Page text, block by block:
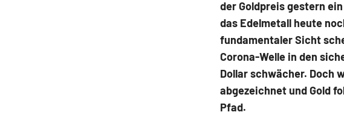
der Goldpreis gestern
das Edelmetall heute
fundamentaler Sicht
Corona-Welle in den
Dollar schwächer. Doch
abgezeichnet und Gold
Pfad.